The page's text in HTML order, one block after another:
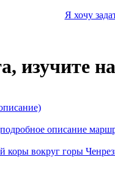
Я хочу
изучите
описание
коры вокруг горы